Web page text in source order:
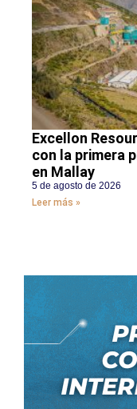
Excellon
con la primera
en Mallay
5 de agosto de 2026
Leer más »